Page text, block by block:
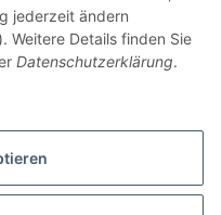
jederzeit ändern
Weitere Details finden Sie
Datenschutzerklärung.
Shop